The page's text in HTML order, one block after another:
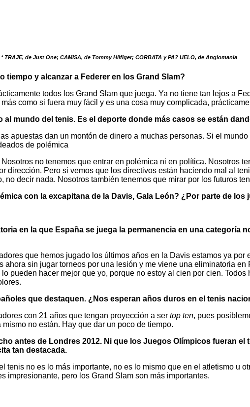
* TRAJE, de Just One; CAMISA, de Tommy Hilfiger; CORBATA y PA? UELO, de Anglomania
tiempo y alcanzar a Federer en los Grand Slam?
todos los Grand Slam que juega. Ya no tiene tan lejos a
como si fuera muy fácil y es una cosa muy complicada,
mundo del tenis. Es el deporte donde más casos se están
apuestas dan un montón de dinero a muchas personas. Si el
de polémica
no tenemos que entrar en polémica ni en política. Nosotros
dirección. Pero si vemos que los directivos están haciendo mal al
decir nada. Nosotros también tenemos que mirar por los futuros
con la excapitana de la Davis, Gala León? ¿Por parte de
en la que España se juega la permanencia en una categoría
que hemos jugado los últimos años en la Davis estamos ya
sin jugar torneos por una lesión y me viene una eliminatoria
pueden hacer mejor que yo, porque no estoy al cien por cien.
que destaquen. ¿Nos esperan años duros en el tenis
con 21 años que tengan proyección a ser top ten, pues
no están. Hay que dar un poco de tiempo.
antes de Londres 2012. Ni que los Juegos Olímpicos fueran
tan destacada.
tenis no es lo más importante, no es lo mismo que en el atletismo u
impresionante, pero los Grand Slam son más importantes.